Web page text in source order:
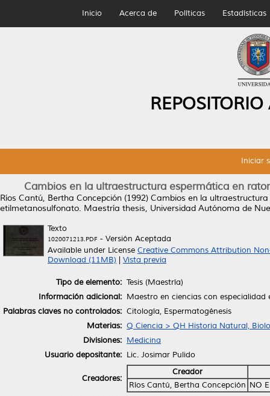
Inicio Acerca de Políticas Estadísticas
Iniciar
Cambios en la ultraestructura espermática en
Ríos Cantú, Bertha Concepción (1992) Cambios en la
etilmetanosulfonato. Maestría thesis, Universidad Autónoma de
Texto
1020071213.PDF - Versión Aceptada
Available under License Creative Commons Attribution
Download (11MB)
Vista previa
Tipo de elemento: Tesis (Maestría)
Información adicional: Maestro en ciencias con especialidad
Palabras claves no controlados: Citología, Espermatogénesis
Materias: Q Ciencia > QH Historia Natural,
Divisiones: Medicina
Usuario depositante: Lic. Josimar Pulido
Creadores:
Creador
Ríos Cantú, Bertha Concepción NO